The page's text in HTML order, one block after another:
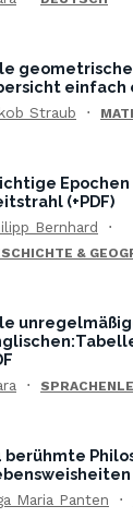
einfach
Straub
(+PDF)
Bernhard
&
berühmte
Maria Panten